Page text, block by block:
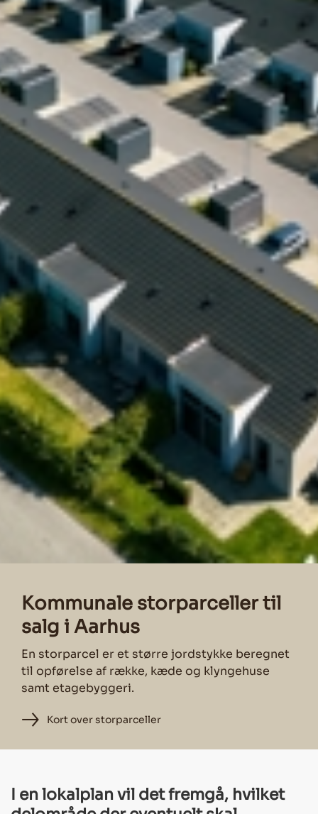
Kommunale storparceller til
salg i Aarhus
En storparcel er et større jordstykke beregnet
til opførelse af række, kæde og klyngehuse
samt etagebyggeri.
Kort over storparceller
I en lokalplan vil det fremgå, hvilket